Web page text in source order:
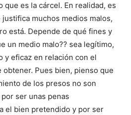
es la cárcel. En realidad, es
muchos medios malos,
está. Depende de qué fines y
un medio malo?? sea legítimo,
y eficaz en relación con el
Pues bien, pienso que
de los presos no son
ser unas penas
el bien pretendido y por ser